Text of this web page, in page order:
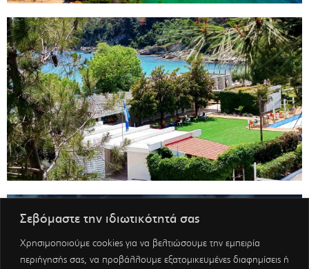
Σεβόμαστε την ιδιωτικότητά σας
Χρησιμοποιούμε cookies για να βελτιώσουμε την εμπειρία
περιήγησής σας, να προβάλλουμε εξατομικευμένες διαφημίσεις ή